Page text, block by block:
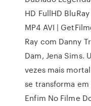
HD FullHD
MP4 AVI |
Ray com Danny
Dam, Jena Sims.
vezes mais
se transforma
Enfim No Filme